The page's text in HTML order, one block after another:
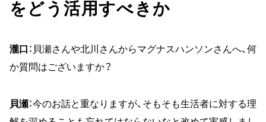
をどう活用すべきか
瀧口 ：貝瀬さんや北川さんからマグナスハンソンさんへ、何
か質問はございますか？
貝瀬：今のお話と重なりますが、そもそも生活者に対する理